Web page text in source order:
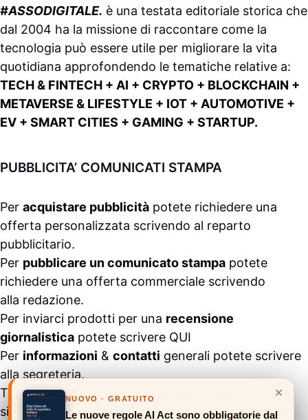
#ASSODIGITALE. è una testata editoriale storica che
dal 2004 ha la missione di raccontare come la
tecnologia può essere utile per migliorare la vita
quotidiana approfondendo le tematiche relative a:
TECH & FINTECH + AI + CRYPTO + BLOCKCHAIN +
METAVERSE & LIFESTYLE + IOT + AUTOMOTIVE +
EV + SMART CITIES + GAMING + STARTUP.
PUBBLICITA’ COMUNICATI STAMPA
Per acquistare pubblicità potete richiedere una
offerta personalizzata scrivendo al reparto
pubblicitario.
Per pubblicare un comunicato stampa potete
richiedere una offerta commerciale scrivendo
alla redazione.
Per inviarci prodotti per una recensione
giornalistica potete scrivere QUI
Per informazioni & contatti generali potete scrivere
allasegreteria.
Tutti i contenuti pubblicati all’interno del
sito #ASSODIGITALE.“Copyright 2024” non sono
×
NUOVO · GRATUITO
Le nuove regole AI Act sono obbligatorie dal